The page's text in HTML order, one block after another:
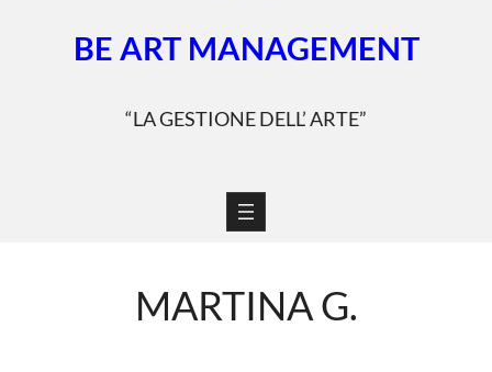
BE ART MANAGEMENT
“LA GESTIONE DELL’ ARTE”
MARTINA G.